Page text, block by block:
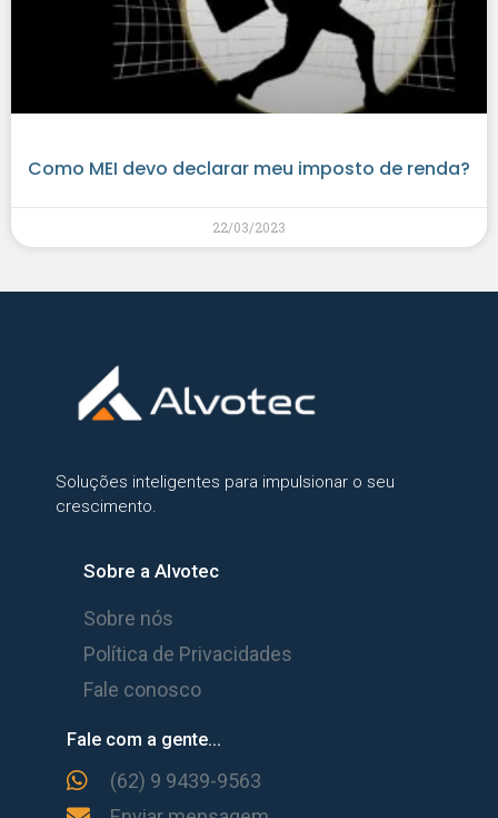
Como MEI devo declarar meu imposto de renda?
22/03/2023
Soluções inteligentes para impulsionar o seu
crescimento.
Sobre a Alvotec
Sobre nós
Política de Privacidades
Fale conosco
Fale com a gente...
(62) 9 9439-9563